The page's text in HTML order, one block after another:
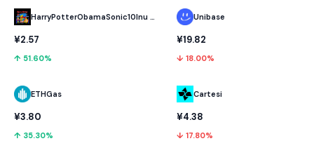
HarryPotterObamaSonic10Inu (ETH)
¥2.57
↑ 51.60%
ETHGas
¥3.80
↑ 35.30%
Unibase
¥19.82
↓ 18.00%
Cartesi
¥4.38
↓ 17.80%